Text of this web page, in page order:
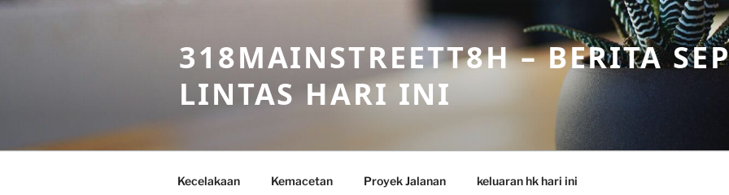
Skip
318MAINSTREETT8H – BERITA
LINTAS HARI INI
Kecelakaan Kemacetan Proyek Jalanan keluaran hk hari ini